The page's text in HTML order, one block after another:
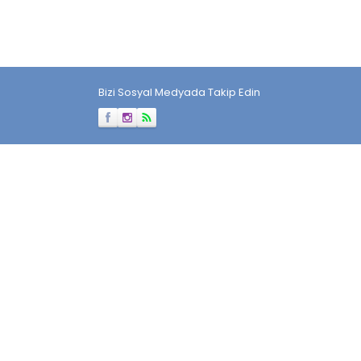
Bizi Sosyal Medyada Takip Edin